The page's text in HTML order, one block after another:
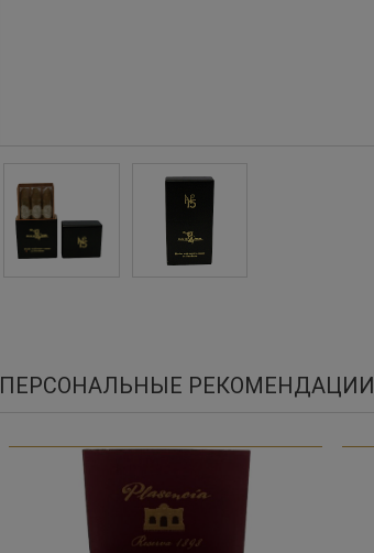
ПЕРСОНАЛЬНЫЕ РЕКОМЕНДАЦИИ